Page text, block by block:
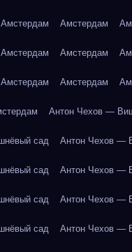
Амстердам Амстердам
Амстердам Амстердам
Амстердам Амстердам
Антон Чехов —
сад Антон Чехов —
сад Антон Чехов —
сад Антон Чехов —
сад Антон Чехов —